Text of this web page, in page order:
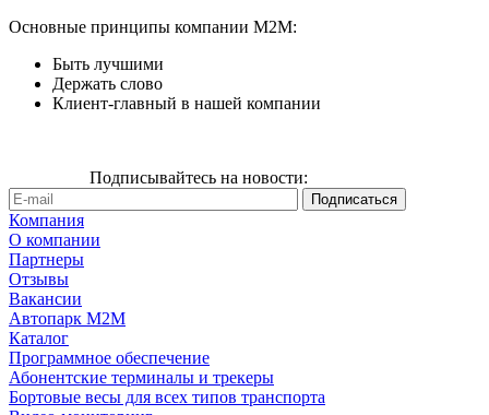
Основные принципы компании М2М:
Быть лучшими
Держать слово
Клиент-главный в нашей компании
Подписывайтесь на новости:
Компания
О компании
Партнеры
Отзывы
Вакансии
Автопарк М2М
Каталог
Программное обеспечение
Абонентские терминалы и трекеры
Бортовые весы для всех типов транспорта